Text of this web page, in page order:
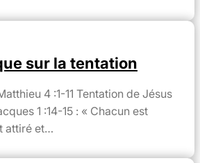
sur la tentation
4 :1-11 Tentation de Jésus
1 :14-15 : « Chacun est
attiré et…